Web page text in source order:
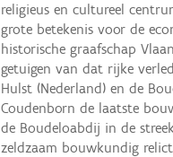
religieus en cultureel
grote betekenis voor de
historische graafschap
getuigen van dat rijke
Hulst (Nederland) en de
Coudenborn de laatste
de Boudeloabdij in de
zeldzaam bouwkundig